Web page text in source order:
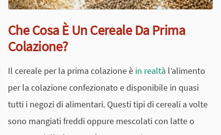
Che Cosa È Un Cereale Da Prima
Colazione?
Il cereale per la prima colazione è in realtà l’alimento
per la colazione confezionato e disponibile in quasi
tutti i negozi di alimentari. Questi tipi di cereali a volte
sono mangiati freddi oppure mescolati con latte o